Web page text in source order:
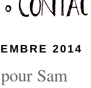
2014
Sam